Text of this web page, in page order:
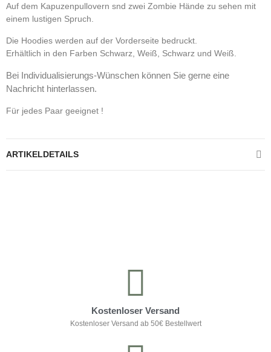
Auf dem Kapuzenpullovern snd zwei Zombie Hände zu sehen mit
einem lustigen Spruch.
Die Hoodies werden auf der Vorderseite bedruckt.
Erhältlich in den Farben Schwarz, Weiß, Schwarz und Weiß.
Bei Individualisierungs-Wünschen können Sie gerne eine
Nachricht hinterlassen.
Für jedes Paar geeignet !
ARTIKELDETAILS
Kostenloser Versand
Kostenloser Versand ab 50€ Bestellwert